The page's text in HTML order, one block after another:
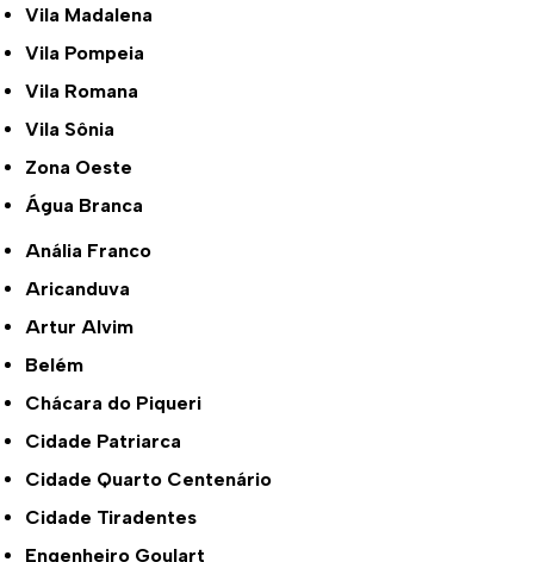
Vila Madalena
Vila Pompeia
Vila Romana
Vila Sônia
Zona Oeste
Água Branca
Anália Franco
Aricanduva
Artur Alvim
Belém
Chácara do Piqueri
Cidade Patriarca
Cidade Quarto Centenário
Cidade Tiradentes
Engenheiro Goulart